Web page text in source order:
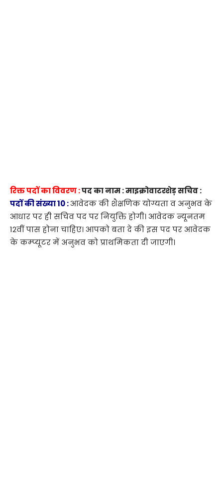
रिक्त पदों का विवरण :पद का नाम : माइक्रोवाटरशेड़ सचिव :
पदों की संख्या 10 :आवेदक की शैक्षणिक योग्यता व अनुभव के
आधार पर ही सचिव पद पर नियुक्ति होगी। आवेदक न्यूनतम
12वीं पास होना चाहिए। आपको बता दे की इस पद पर आवेदक
के कम्प्यूटर में अनुभव को प्राथमिकता दी जाएगी।